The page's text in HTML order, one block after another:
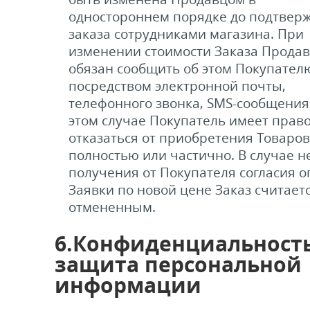
одностороннем порядке до
заказа сотрудниками магазина. При
изменении стоимости Заказа
обязан сообщить об этом
посредством электронной почты,
телефонного звонка, SMS-
этом случае Покупатель имеет
отказаться от приобретения Товаров
полностью или частично. В случае
получения от Покупателя согласия
Заявки по новой цене Заказ
отмененным.
защита персональной
информации